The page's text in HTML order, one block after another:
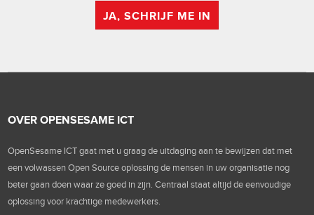
JA, SCHRIJF ME IN
OVER OPENSESAME ICT
OpenSesame ICT gaat met u graag de uitdaging aan te bewijzen dat met
een volwassen Open Source oplossing de mensen in uw organisatie nog
beter gaan doen waar ze goed in zijn. Centraal staat altijd de eenvoudige
oplossing voor krachtige medewerkers.